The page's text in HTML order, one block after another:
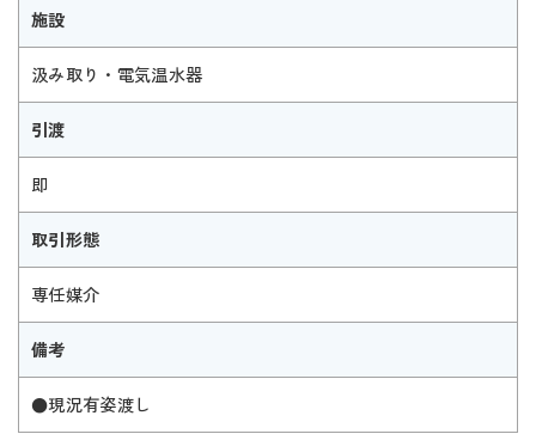
施設
汲み取り・電気温水器
引渡
即
取引形態
専任媒介
備考
●現況有姿渡し